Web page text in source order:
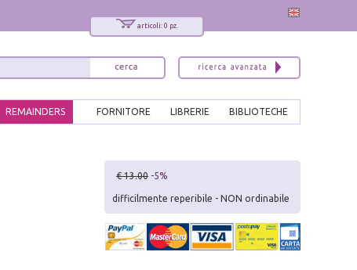
articoli: 0 pz.
BIBLIOTECHE
LIBRERIE
FORNITORE
REMAINDERS
€ 13.00 -5%
difficilmente reperibile - NON ordinabile
x
Allora iscriviti alla nostra newsletter!
Sarai informato delle nostre novità, potrai
comunque cancellarti quando desideri.